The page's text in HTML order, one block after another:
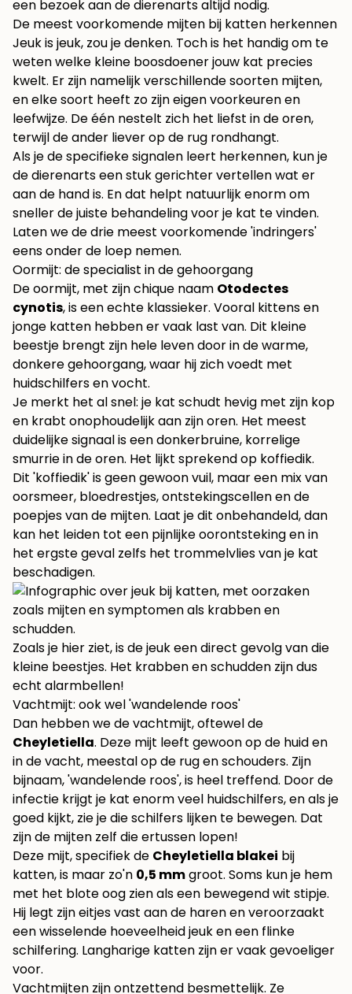
een bezoek aan de dierenarts altijd nodig.
De meest voorkomende mijten bij katten herkennen
Jeuk is jeuk, zou je denken. Toch is het handig om te
weten welke kleine boosdoener jouw kat precies
kwelt. Er zijn namelijk verschillende soorten mijten,
en elke soort heeft zo zijn eigen voorkeuren en
leefwijze. De één nestelt zich het liefst in de oren,
terwijl de ander liever op de rug rondhangt.
Als je de specifieke signalen leert herkennen, kun je
de dierenarts een stuk gerichter vertellen wat er
aan de hand is. En dat helpt natuurlijk enorm om
sneller de juiste behandeling voor je kat te vinden.
Laten we de drie meest voorkomende 'indringers'
eens onder de loep nemen.
Oormijt: de specialist in de gehoorgang
De oormijt, met zijn chique naam Otodectes
cynotis, is een echte klassieker. Vooral kittens en
jonge katten hebben er vaak last van. Dit kleine
beestje brengt zijn hele leven door in de warme,
donkere gehoorgang, waar hij zich voedt met
huidschilfers en vocht.
Je merkt het al snel: je kat schudt hevig met zijn kop
en krabt onophoudelijk aan zijn oren. Het meest
duidelijke signaal is een donkerbruine, korrelige
smurrie in de oren. Het lijkt sprekend op koffiedik.
Dit 'koffiedik' is geen gewoon vuil, maar een mix van
oorsmeer, bloedrestjes, ontstekingscellen en de
poepjes van de mijten. Laat je dit onbehandeld, dan
kan het leiden tot een pijnlijke oorontsteking en in
het ergste geval zelfs het trommelvlies van je kat
beschadigen.
Zoals je hier ziet, is de jeuk een direct gevolg van die
kleine beestjes. Het krabben en schudden zijn dus
echt alarmbellen!
Vachtmijt: ook wel 'wandelende roos'
Dan hebben we de vachtmijt, oftewel de
Cheyletiella. Deze mijt leeft gewoon op de huid en
in de vacht, meestal op de rug en schouders. Zijn
bijnaam, 'wandelende roos', is heel treffend. Door de
infectie krijgt je kat enorm veel huidschilfers, en als je
goed kijkt, zie je die schilfers lijken te bewegen. Dat
zijn de mijten zelf die ertussen lopen!
Deze mijt, specifiek de Cheyletiella blakei bij
katten, is maar zo'n 0,5 mmgroot. Soms kun je hem
met het blote oog zien als een bewegend wit stipje.
Hij legt zijn eitjes vast aan de haren en veroorzaakt
een wisselende hoeveelheid jeuk en een flinke
schilfering. Langharige katten zijn er vaak gevoeliger
voor.
Vachtmijten zijn ontzettend besmettelijk. Ze